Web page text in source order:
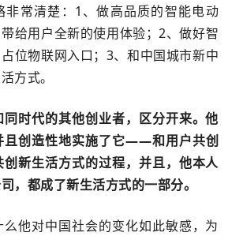
非常清楚：1、做高品质的智能电动
给用户全新的使用体验；2、做好智
位物联网入口；3、和中国城市新中
方式。
时代的其他创业者，区分开来。他
且创造性地实施了它——和用户共创
新生活方式的过程，并且，他本人
，都成了新生活方式的一部分。
他对中国社会的变化如此敏感，为